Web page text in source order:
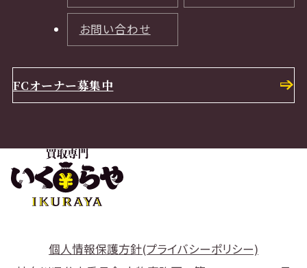
お問い合わせ
FCオーナー募集中
個人情報保護方針(プライバシーポリシー)